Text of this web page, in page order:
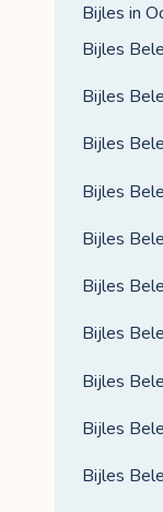
Bijles in
Bijles
Bijles
Bijles
Bijles
Bijles
Bijles
Bijles
Bijles
Bijles
Bijles